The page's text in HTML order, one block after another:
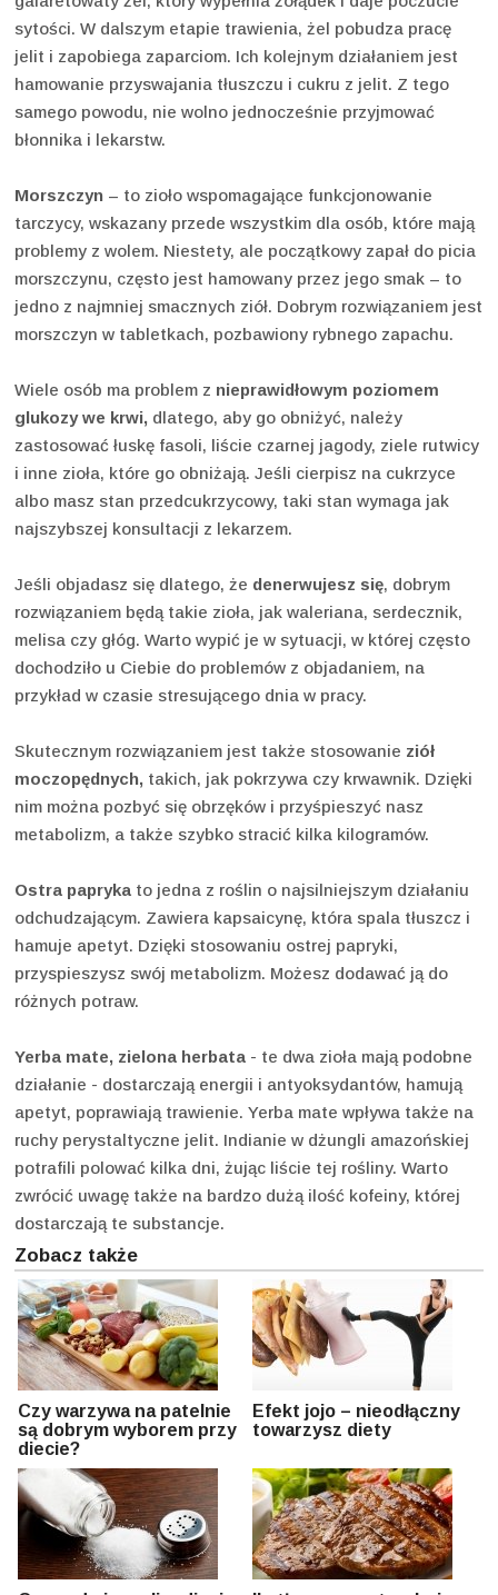
sytości. W dalszym etapie trawienia, żel pobudza pracę
jelit i zapobiega zaparciom. Ich kolejnym działaniem jest
hamowanie przyswajania tłuszczu i cukru z jelit. Z tego
samego powodu, nie wolno jednocześnie przyjmować
błonnika i lekarstw.
Morszczyn – to zioło wspomagające funkcjonowanie
tarczycy, wskazany przede wszystkim dla osób, które mają
problemy z wolem. Niestety, ale początkowy zapał do picia
morszczynu, często jest hamowany przez jego smak – to
jedno z najmniej smacznych ziół. Dobrym rozwiązaniem jest
morszczyn w tabletkach, pozbawiony rybnego zapachu.
Wiele osób ma problem z nieprawidłowym poziomem
glukozy we krwi, dlatego, aby go obniżyć, należy
zastosować łuskę fasoli, liście czarnej jagody, ziele rutwicy
i inne zioła, które go obniżają. Jeśli cierpisz na cukrzyce
albo masz stan przedcukrzycowy, taki stan wymaga jak
najszybszej konsultacji z lekarzem.
Jeśli objadasz się dlatego, że denerwujesz się, dobrym
rozwiązaniem będą takie zioła, jak waleriana, serdecznik,
melisa czy głóg. Warto wypić je w sytuacji, w której często
dochodziło u Ciebie do problemów z objadaniem, na
przykład w czasie stresującego dnia w pracy.
Skutecznym rozwiązaniem jest także stosowanie ziół
moczopędnych, takich, jak pokrzywa czy krwawnik. Dzięki
nim można pozbyć się obrzęków i przyśpieszyć nasz
metabolizm, a także szybko stracić kilka kilogramów.
Ostra papryka to jedna z roślin o najsilniejszym działaniu
odchudzającym. Zawiera kapsaicynę, która spala tłuszcz i
hamuje apetyt. Dzięki stosowaniu ostrej papryki,
przyspieszysz swój metabolizm. Możesz dodawać ją do
różnych potraw.
Yerba mate, zielona herbata - te dwa zioła mają podobne
działanie - dostarczają energii i antyoksydantów, hamują
apetyt, poprawiają trawienie. Yerba mate wpływa także na
ruchy perystaltyczne jelit. Indianie w dżungli amazońskiej
potrafili polować kilka dni, żując liście tej rośliny. Warto
zwrócić uwagę także na bardzo dużą ilość kofeiny, której
dostarczają te substancje.
Zobacz także
Czy warzywa na patelnie
są dobrym wyborem przy
diecie?
Efekt jojo – nieodłączny
towarzysz diety